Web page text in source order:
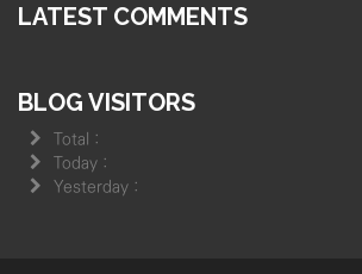
LATEST COMMENTS
BLOG VISITORS
Total :
Today :
Yesterday :